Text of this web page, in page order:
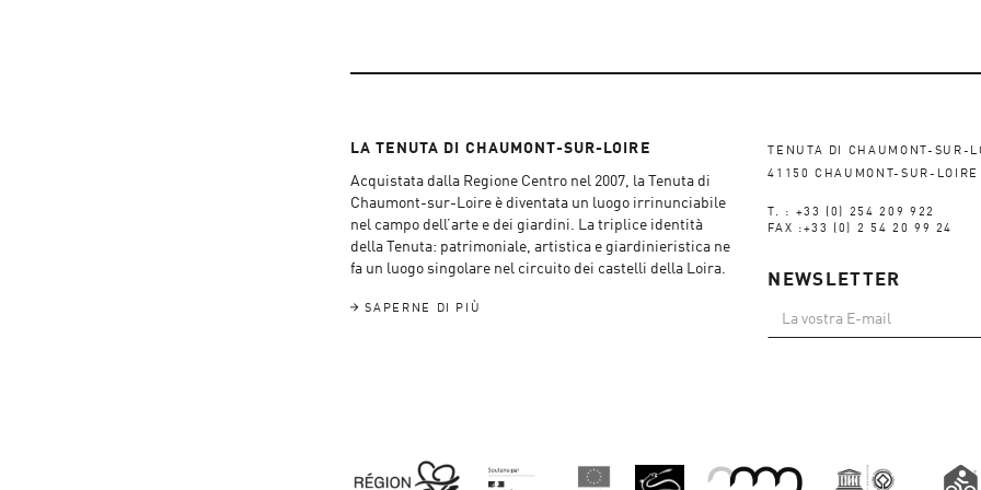
LA TENUTA DI CHAUMONT-SUR-LOIRE
Acquistata dalla Regione Centro nel 2007, la Tenuta di
Chaumont-sur-Loire è diventata un luogo irrinunciabile
nel campo dell’arte e dei giardini. La triplice identità
della Tenuta: patrimoniale, artistica e giardinieristica ne
fa un luogo singolare nel circuito dei castelli della Loira.
SAPERNE DI PIÙ
TENUTA DI CHAUMONT-SUR-
41150 CHAUMONT-SUR-LOIRE
T. : +33 (0) 254 209 922
FAX :+33 (0) 2 54 20 99 24
NEWSLETTER